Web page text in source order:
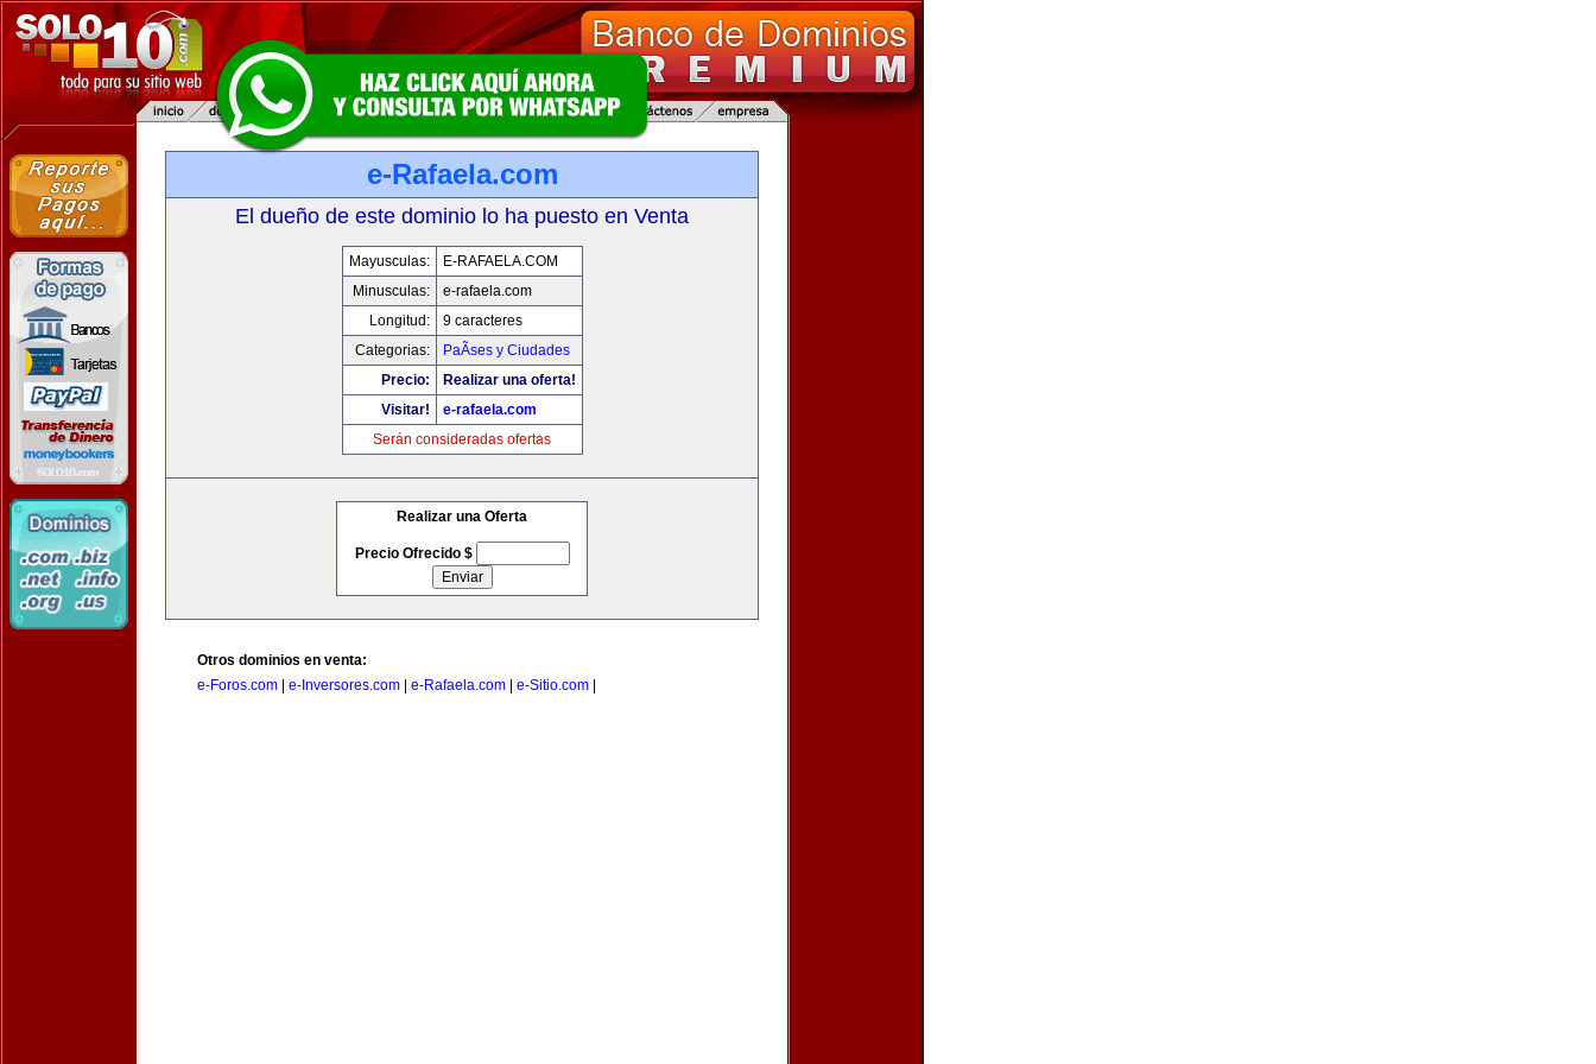
e-Rafaela.com
El dueño de este dominio lo ha puesto en Venta
Mayusculas:
E-RAFAELA.COM
Minusculas:
e-rafaela.com
Longitud:
9 caracteres
Categorias:
PaÃ­ses y Ciudades
Precio:
Realizar una oferta!
Visitar!
e-rafaela.com
Serán consideradas ofertas
Realizar una Oferta
Precio Ofrecido $
Otros dominios en venta:
e-Foros.com
e-Inversores.com e-Rafaela.com e-Sitio.com